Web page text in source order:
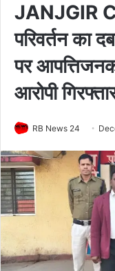
JANJGIR
परिवर्तन का
पर
आरोपी
RB News 24